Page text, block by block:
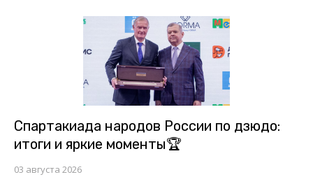
Спартакиада народов России по дзюдо:
итоги и яркие моменты🏆
03 августа 2026